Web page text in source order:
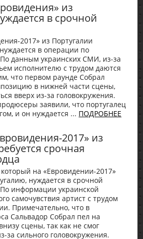
из
в срочной
2017» из Португалии
в операции по
данным украинских СМИ, из-за
исполнителю с трудом даются
что первом раунде Собрал
в нижней части сцены,
вверх из-за головокружения.
заявили, что португалец
и он нуждается ... ПОДРОБНЕЕ
2017» из
срочная
на «Евровидении-2017»
нуждается в срочной
информации украинской
самочувствия артист с трудом
Примечательно, что в
Сальвадор Собрал пел на
сцены, так как не смог
за сильного головокружения.